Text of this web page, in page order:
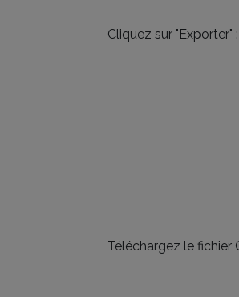
Cliquez sur "Exporter" :
Téléchargez le fichier